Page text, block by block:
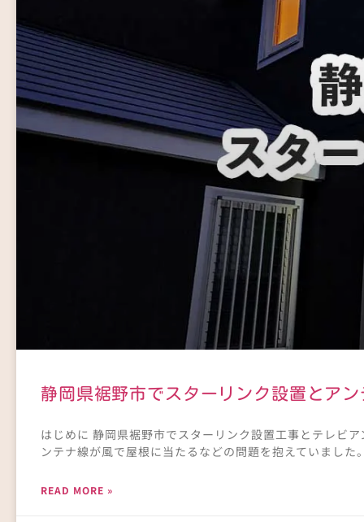
静岡県裾野市でスターリンク設置とア
はじめに 静岡県裾野市でスターリンク設置工事とテレビ
ンテナ線が風で屋根に当たるなどの問題を抱えていまし
READ MORE »